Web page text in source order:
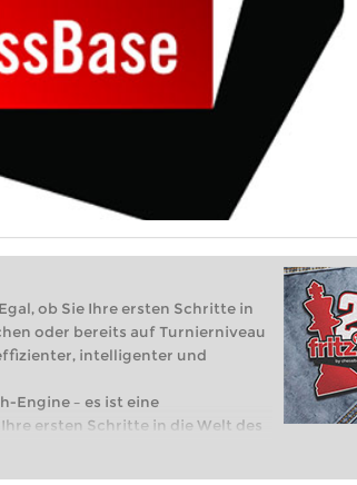
ob Sie Ihre ersten Schritte in
oder bereits auf Turnierniveau
intelligenter und
Engine – es ist eine
ersten Schritte in die Welt des
auf Turnierniveau spielen: Mit